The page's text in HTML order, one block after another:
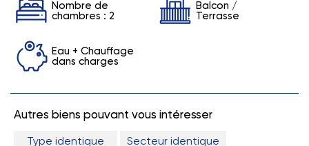
Nombre de
chambres : 2
Balcon /
Terrasse
Eau + Chauffage
dans charges
Autres biens pouvant vous intéresser
Type identique Secteur identique